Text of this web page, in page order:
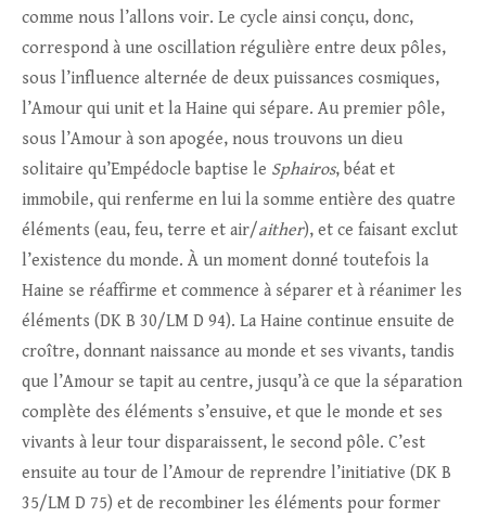
comme nous l’allons voir. Le cycle ainsi conçu, donc,
correspond à une oscillation régulière entre deux pôles,
sous l’influence alternée de deux puissances cosmiques,
l’Amour qui unit et la Haine qui sépare. Au premier pôle,
sous l’Amour à son apogée, nous trouvons un dieu
solitaire qu’Empédocle baptise le Sphairos, béat et
immobile, qui renferme en lui la somme entière des quatre
éléments (eau, feu, terre et air/aither), et ce faisant exclut
l’existence du monde. À un moment donné toutefois la
Haine se réaffirme et commence à séparer et à réanimer les
éléments (DK B 30/LM D 94). La Haine continue ensuite de
croître, donnant naissance au monde et ses vivants, tandis
que l’Amour se tapit au centre, jusqu’à ce que la séparation
complète des éléments s’ensuive, et que le monde et ses
vivants à leur tour disparaissent, le second pôle. C’est
ensuite au tour de l’Amour de reprendre l’initiative (DK B
35/LM D 75) et de recombiner les éléments pour former